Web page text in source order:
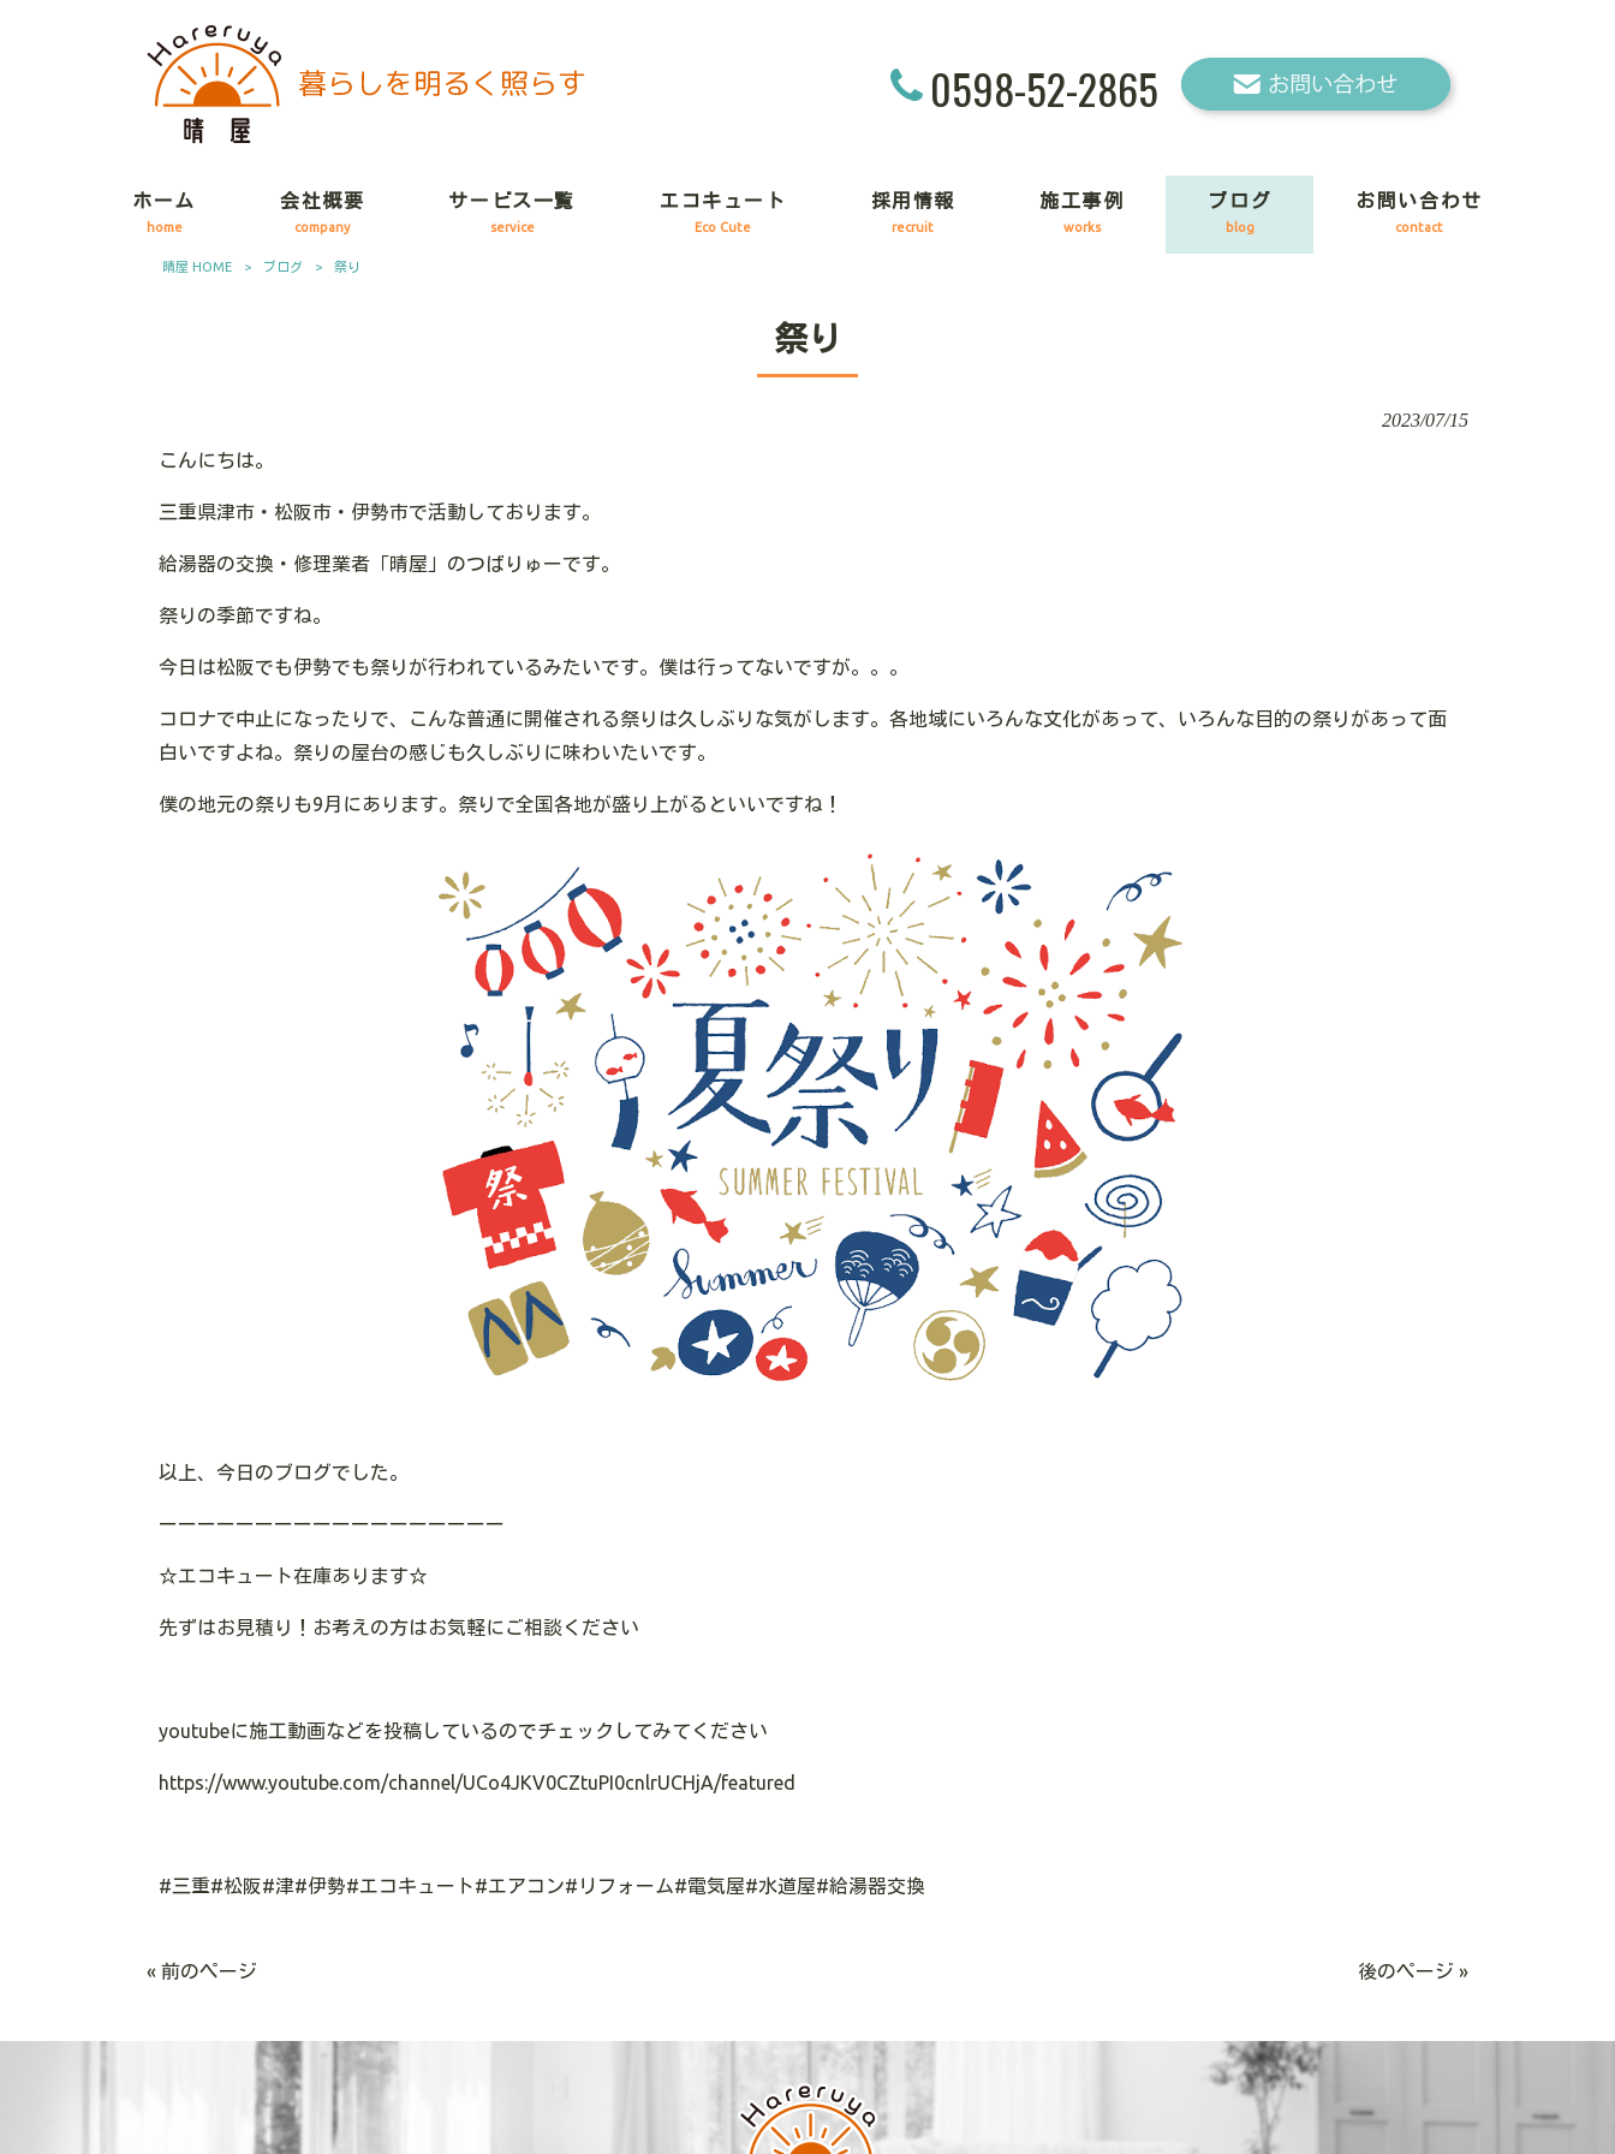
0598-52-2865
ホーム
home
会社概要
company
サービス一覧
service
エコキュート
Eco Cute
採用情報
recruit
施工事例
works
ブログ
blog
お問い合わせ
contact
晴屋 HOME > ブログ > 祭り
祭り
2023/07/15
こんにちは。
三重県津市・松阪市・伊勢市で活動しております。
給湯器の交換・修理業者「晴屋」のつばりゅーです。
祭りの季節ですね。
今日は松阪でも伊勢でも祭りが行われているみたいです。僕は行ってないですが。。。
コロナで中止になったりで、こんな普通に開催される祭りは久しぶりな気がします。各地域にいろんな文化があって、いろんな目的の祭りがあって面
白いですよね。祭りの屋台の感じも久しぶりに味わいたいです。
僕の地元の祭りも9月にあります。祭りで全国各地が盛り上がるといいですね！
以上、今日のブログでした。
ーーーーーーーーーーーーーーーーーー
☆エコキュート在庫あります☆
先ずはお見積り！お考えの方はお気軽にご相談ください
youtubeに施工動画などを投稿しているのでチェックしてみてください
https://www.youtube.com/channel/UCo4JKV0CZtuPI0cnlrUCHjA/featured
#三重#松阪#津#伊勢#エコキュート#エアコン# リフォーム#電気屋#水道屋#給湯器交換
« 前のページ 後のページ »